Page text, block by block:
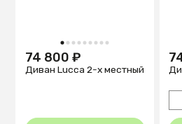
1 2 3 4 5 6 7 8 9
74 800 ₽
Диван Lucca 2-х местный